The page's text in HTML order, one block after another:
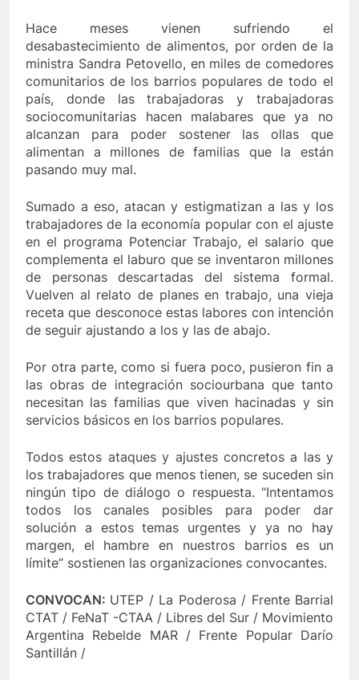
Hace meses vienen sufriendo el
desabastecimiento de alimentos, por orden de la
ministra Sandra Petovello, en miles de comedores
comunitarios de los barrios populares de todo el
país, donde las trabajadoras y trabajadoras
sociocomunitarias hacen malabares que ya no
alcanzan para poder sostener las ollas que
alimentan a millones de familias que la están
pasando muy mal.
Sumado a eso, atacan y estigmatizan a las y los
trabajadores de la economía popular con el ajuste
en el programa Potenciar Trabajo, el salario que
complementa el laburo que se inventaron millones
de personas descartadas del sistema formal.
Vuelven al relato de planes en trabajo, una vieja
receta que desconoce estas labores con intención
de seguir ajustando a los y las de abajo.
Por otra parte, como si fuera poco, pusieron fin a
las obras de integración sociourbana que tanto
necesitan las familias que viven hacinadas y sin
servicios básicos en los barrios populares.
Todos estos ataques y ajustes concretos a las y
los trabajadores que menos tienen, se suceden sin
ningún tipo de diálogo o respuesta. “Intentamos
todos los canales posibles para poder dar
solución a estos temas urgentes y ya no hay
margen, el hambre en nuestros barrios es un
límite” sostienen las organizaciones convocantes.
CONVOCAN: UTEP / La Poderosa / Frente Barrial
CTAT / FeNaT -CTAA / Libres del Sur / Movimiento
Argentina Rebelde MAR / Frente Popular Darío
Santillán /